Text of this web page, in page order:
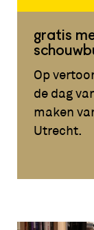
gratis
Op
de dag
maken
Utrecht.